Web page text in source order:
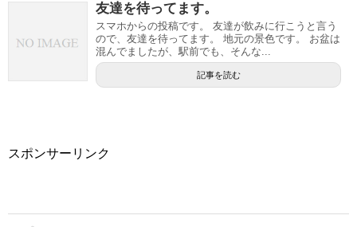
友達を待ってます。
スマホからの投稿です。 友達が飲みに行こうと言う
ので、友達を待ってます。 地元の景色です。 お盆は
混んでましたが、駅前でも、そんな...
記事を読む
スポンサーリンク